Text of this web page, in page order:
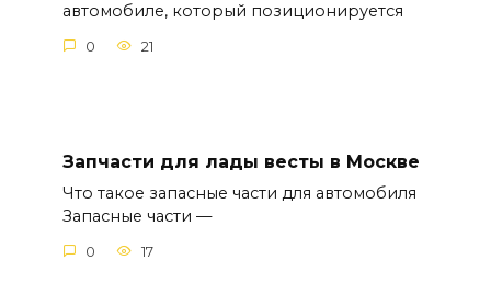
автомобиле, который позиционируется
0 21
Запчасти для лады весты в Москве
Что такое запасные части для автомобиля
Запасные части —
0 17